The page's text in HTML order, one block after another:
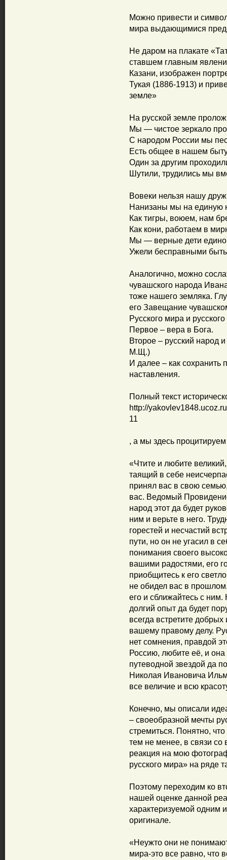
Можно привести и
мира выдающимися
Не даром на плакате
ставшем главным
Казани, изображен
Тукая (1886-1913) и
земле»
На русской земле
Мы — чистое зеркало
С народом России мы
Есть общее в нашем
Один за другим
Шутили, трудились мы
Вовеки нельзя нашу
Нанизаны мы на единую
Как тигры, воюем, нам
Как кони, работаем в
Мы — верные дети
Ужели бесправными
Аналогично, можно
чувашского народа
тоже нашего земляка.
его Завещание
Русского мира и
Первое – вера в Бога.
Второе – русский народ
М.Щ.)
И далее – как
наставления.
Полный текст
http://
11
, а мы здесь
«Чтите и любите
таящий в себе
принял вас в свою
вас. Ведомый
народ этот да будет
ним и верьте в него.
горестей и несчастий
пути, но он не угасил в
понимания своего
вашими радостями, его
приобщитесь к его
не обидел вас в
его и сближайтесь с
долгий опыт да будет
всегда встретите
вашему правому делу.
нет сомнения, правдой
Россию, любите её, и
путеводной звездой да
Николая Ивановича
все величие и всю
Конечно, мы описали
– своеобразной мечты
стремиться. Понятно,
тем не менее, в связи
реакция на мою
русского мира» на ряде
Поэтому переходим ко
нашей оценке данной
характеризуемой одним
оригинале.
«Неужто они не
мира-это все равно, что